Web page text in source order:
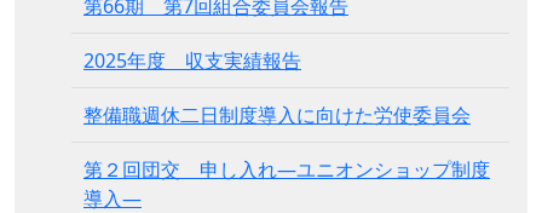
第66期 第7回組合委員会報告
2025年度 収支実績報告
整備職週休二日制度導入に向けた労使委員会
第２回団交 申し入れ―ユニオンショップ制度
導入―